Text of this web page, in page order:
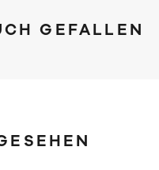
GEFALLEN